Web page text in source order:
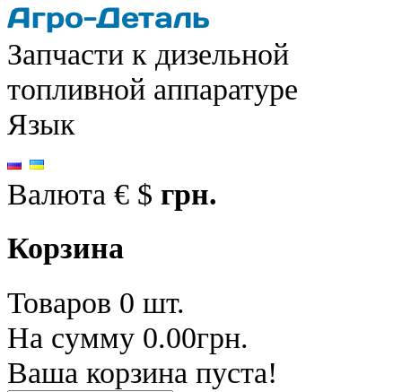
Запчасти к дизельной
топливной аппаратуре
Язык
Валюта € $ грн.
Корзина
Товаров 0 шт.
На сумму 0.00грн.
Ваша корзина пуста!